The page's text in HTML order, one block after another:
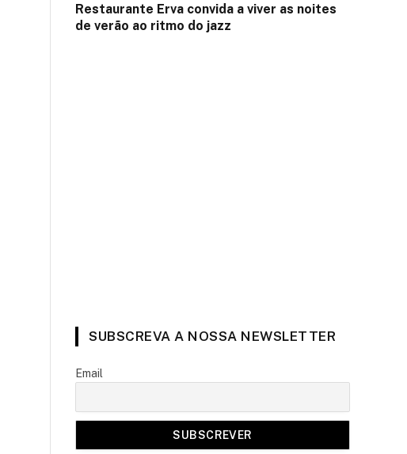
Restaurante Erva convida a viver as noites
de verão ao ritmo do jazz
SUBSCREVA A NOSSA NEWSLETTER
Email